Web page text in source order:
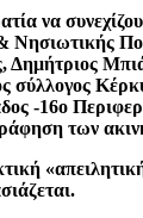
να
Νησιωτικής
Δημήτριος
-16ο
των